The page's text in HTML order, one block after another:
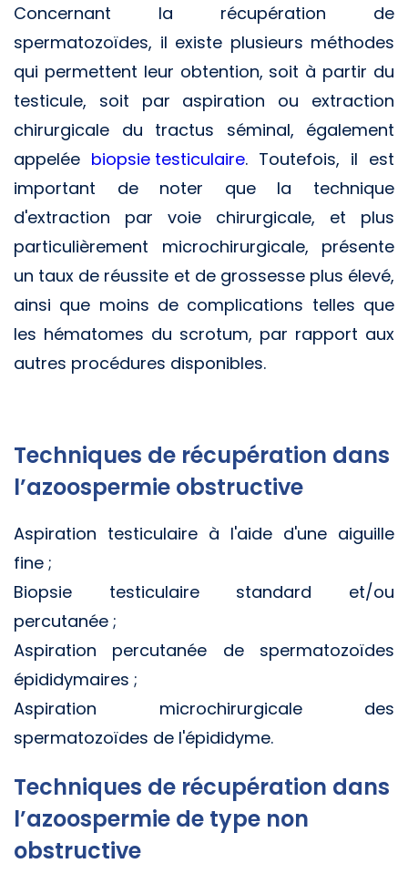
Concernant la récupération de
spermatozoïdes, il existe plusieurs méthodes
qui permettent leur obtention, soit à partir du
testicule, soit par aspiration ou extraction
chirurgicale du tractus séminal, également
appelée biopsie testiculaire. Toutefois, il est
important de noter que la technique
d'extraction par voie chirurgicale, et plus
particulièrement microchirurgicale, présente
un taux de réussite et de grossesse plus élevé,
ainsi que moins de complications telles que
les hématomes du scrotum, par rapport aux
autres procédures disponibles.
Techniques de récupération dans
l’azoospermie obstructive
Aspiration testiculaire à l'aide d'une aiguille
fine ;
Biopsie testiculaire standard et/ou
percutanée ;
Aspiration percutanée de spermatozoïdes
épididymaires ;
Aspiration microchirurgicale des
spermatozoïdes de l'épididyme.
Techniques de récupération dans
l’azoospermie de type non
obstructive